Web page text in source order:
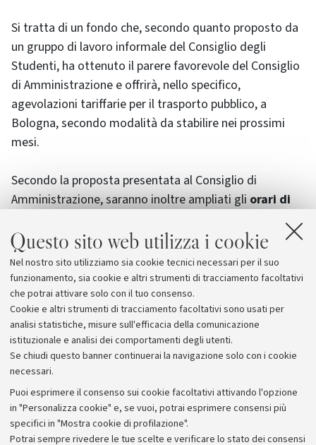
Questo sito web utilizza i cookie
Nel nostro sito utilizziamo sia cookie tecnici necessari per il suo
funzionamento, sia cookie e altri strumenti di tracciamento facoltativi
che potrai attivare solo con il tuo consenso.
Cookie e altri strumenti di tracciamento facoltativi sono usati per
analisi statistiche, misure sull'efficacia della comunicazione
istituzionale e analisi dei comportamenti degli utenti.
Se chiudi questo banner continuerai la navigazione solo con i cookie
necessari.
Puoi esprimere il consenso sui cookie facoltativi attivando l'opzione
in "Personalizza cookie" e, se vuoi, potrai esprimere consensi più
specifici in "Mostra cookie di profilazione".
Potrai sempre rivedere le tue scelte e verificare lo stato dei consensi
Si tratta di un fondo che, secondo quanto proposto da
un gruppo di lavoro informale del Consiglio degli
Studenti, ha ottenuto il parere favorevole del Consiglio
di Amministrazione e offrirà, nello specifico,
agevolazioni tariffarie per il trasporto pubblico, a
Bologna, secondo modalità da stabilire nei prossimi
mesi.
Secondo la proposta presentata al Consiglio di
Amministrazione, saranno inoltre ampliati gliorari di
, tenendo conto
delle esigenze degli studenti, mentre nel Plesso Navile,
in corso di ultimazione, sarà predisposto unPunto
Ristoroper gli studenti che frequentano le attività
didattiche in quella sede.
Archivio
Comunicati stampa
Redazione